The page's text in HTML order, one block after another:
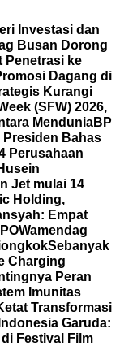
Investasi dan
Busan Dorong
Penetrasi ke
Dagang di
Kurangi
(SFW) 2026,
MenduniaBP
Presiden Bahas
Perusahaan
Jet mulai 14
Holding,
Empat
Wamendag
Sebanyak
Charging
Peran
Imunitas
Transformasi
Garuda:
Festival Film